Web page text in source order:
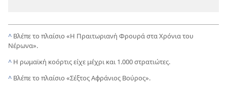
^ Βλέπε το πλαίσιο «Η Πραιτωριανή Φρουρά στα Χρόνια του
Νέρωνα».
^ Η ρωμαϊκή κοόρτις είχε μέχρι και 1.000 στρατιώτες.
^ Βλέπε το πλαίσιο «Σέξτος Αφράνιος Βούρος».